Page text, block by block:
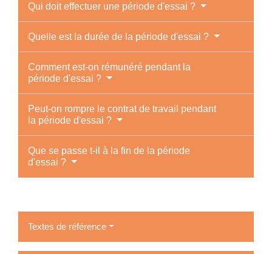
Qui doit effectuer une période d'essai ?
Quelle est la durée de la période d'essai ?
Comment est-on rémunéré pendant la
période d'essai ?
Peut-on rompre le contrat de travail pendant
la période d'essai ?
Que se passe t-il à la fin de la période
d'essai ?
Textes de référence